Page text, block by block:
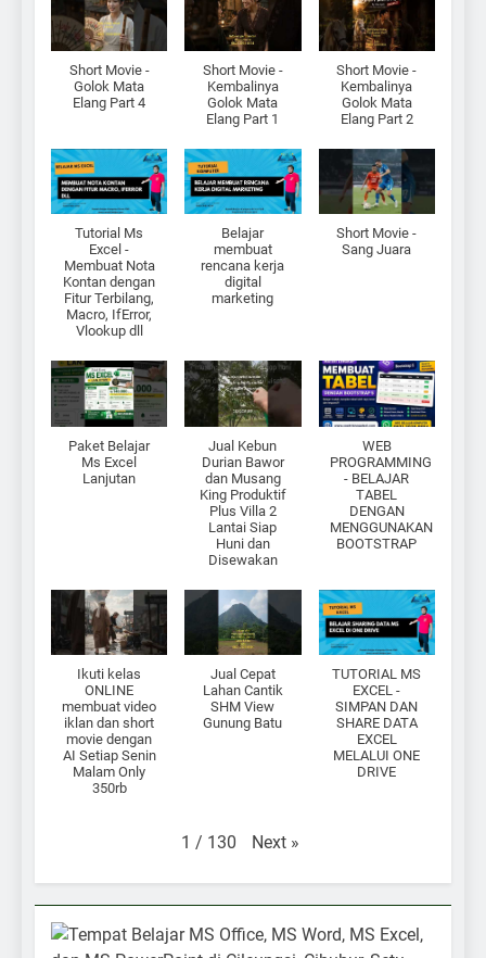
Short Movie -
Golok Mata
Elang Part 4
Short Movie -
Kembalinya
Golok Mata
Elang Part 1
Short Movie -
Kembalinya
Golok Mata
Elang Part 2
Tutorial Ms
Excel -
Membuat Nota
Kontan dengan
Fitur Terbilang,
Macro, IfError,
Vlookup dll
Belajar
membuat
rencana kerja
digital
marketing
Short Movie -
Sang Juara
Paket Belajar
Ms Excel
Lanjutan
Jual Kebun
Durian Bawor
dan Musang
King Produktif
Plus Villa 2
Lantai Siap
Huni dan
Disewakan
WEB
PROGRAMMING
- BELAJAR
TABEL
DENGAN
MENGGUNAKAN
BOOTSTRAP
Ikuti kelas
ONLINE
membuat video
iklan dan short
movie dengan
AI Setiap Senin
Malam Only
350rb
Jual Cepat
Lahan Cantik
SHM View
Gunung Batu
TUTORIAL MS
EXCEL -
SIMPAN DAN
SHARE DATA
EXCEL
MELALUI ONE
DRIVE
1 / 130 Next »